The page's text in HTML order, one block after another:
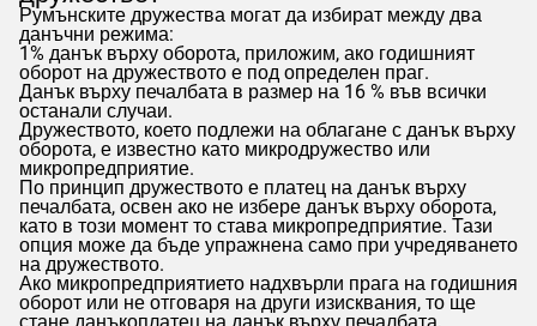
Румънските дружества могат да избират между два
данъчни режима:
1% данък върху оборота, приложим, ако годишният
оборот на дружеството е под определен праг.
Данък върху печалбата в размер на 16 % във всички
останали случаи.
Дружеството, което подлежи на облагане с данък върху
оборота, е известно като микродружество или
микропредприятие.
По принцип дружеството е платец на данък върху
печалбата, освен ако не избере данък върху оборота,
като в този момент то става микропредприятие. Тази
опция може да бъде упражнена само при учредяването
на дружеството.
Ако микропредприятието надхвърли прага на годишния
оборот или не отговаря на други изисквания, то ще